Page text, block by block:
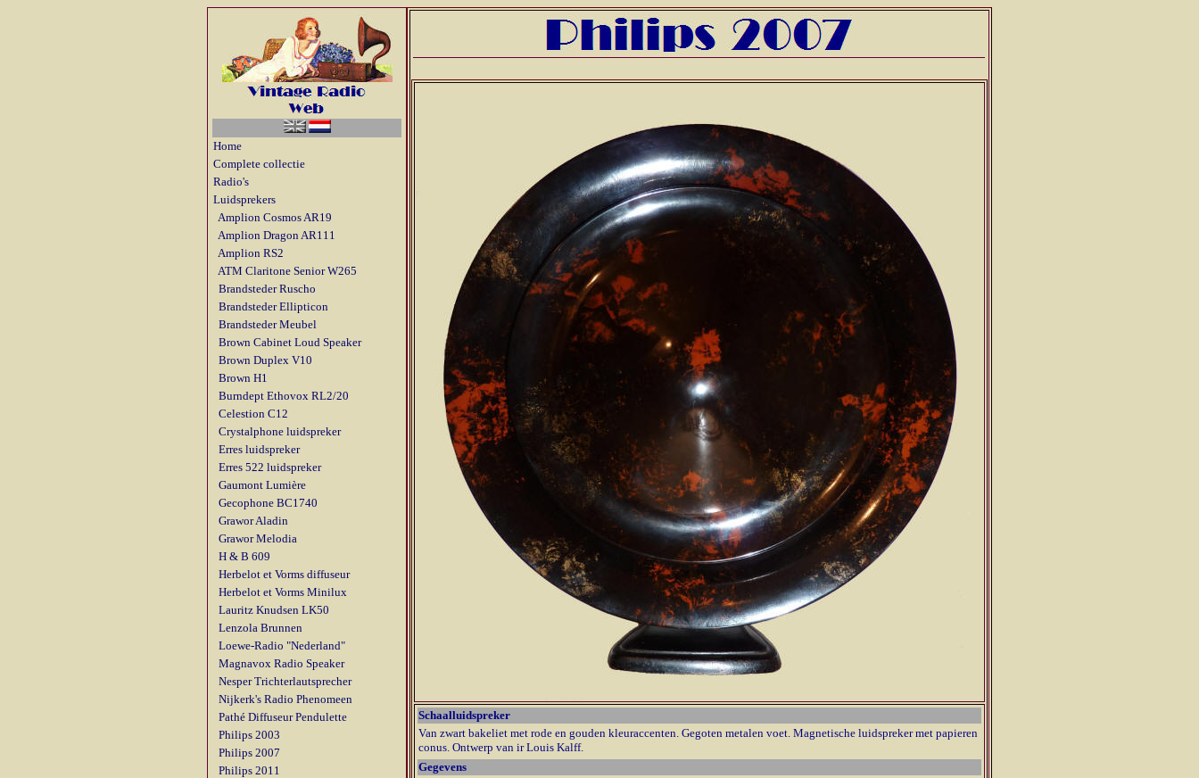
Home
Complete collectie
Radio's
Luidsprekers
Amplion Cosmos AR19
Amplion Dragon AR111
Amplion RS2
ATM Claritone Senior W265
Brandsteder Ruscho
Brandsteder Ellipticon
Brandsteder Meubel
Brown Cabinet Loud Speaker
Brown Duplex V10
Brown H1
Burndept Ethovox RL2/20
Celestion C12
Crystalphone luidspreker
Erres luidspreker
Erres 522 luidspreker
Gaumont Lumière
Gecophone BC1740
Grawor Aladin
Grawor Melodia
H & B 609
Herbelot et Vorms diffuseur
Herbelot et Vorms Minilux
Lauritz Knudsen LK50
Lenzola Brunnen
Loewe-Radio "Nederland"
Magnavox Radio Speaker
Nesper Trichterlautsprecher
Nijkerk's Radio Phenomeen
Pathé Diffuseur Pendulette
Philips 2003
Philips 2007
Philips 2011
Schaalluidspreker
Van zwart bakeliet met rode en gouden kleuraccenten. Gegoten metalen voet. Magnetische luidspreker met papieren
conus. Ontwerp van ir Louis Kalff.
Gegevens